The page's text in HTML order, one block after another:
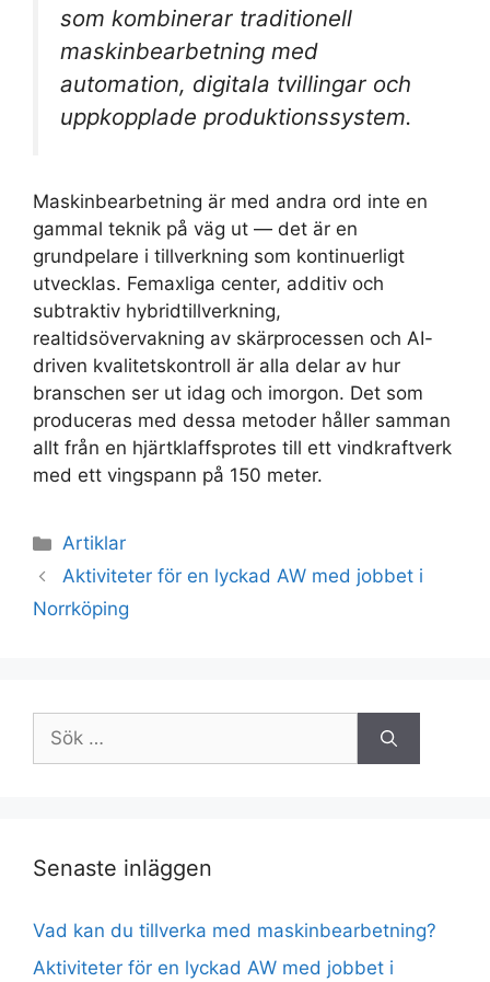
som kombinerar traditionell
maskinbearbetning med
automation, digitala tvillingar och
uppkopplade produktionssystem.
Maskinbearbetning är med andra ord inte en
gammal teknik på väg ut — det är en
grundpelare i tillverkning som kontinuerligt
utvecklas. Femaxliga center, additiv och
subtraktiv hybridtillverkning,
realtidsövervakning av skärprocessen och AI-
driven kvalitetskontroll är alla delar av hur
branschen ser ut idag och imorgon. Det som
produceras med dessa metoder håller samman
allt från en hjärtklaffsprotes till ett vindkraftverk
med ett vingspann på 150 meter.
Kategorier
Artiklar
Aktiviteter för en lyckad AW med jobbet i
Norrköping
Sök
efter:
Senaste inläggen
Vad kan du tillverka med maskinbearbetning?
Aktiviteter för en lyckad AW med jobbet i